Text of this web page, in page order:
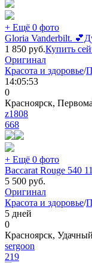
+ Ещё 0 фото
Gloria Vanderbilt.
1 850 руб.Купить
Оригинал
Красота и здоровье/
14:05:53
0
Красноярск,
z1808
668
+ Ещё 0 фото
Baccarat Rouge 540
5 500 руб.
Оригинал
Красота и здоровье/
5 дней
0
Красноярск, Удачный
sergoon
219